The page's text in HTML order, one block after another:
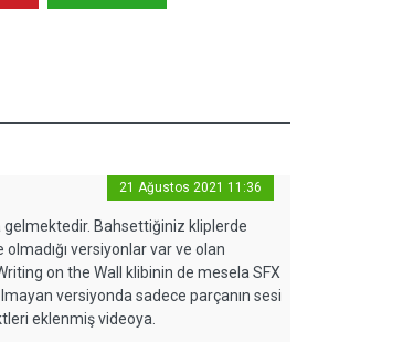
21 Ağustos 2021 11:36
gelmektedir. Bahsettiğiniz kliplerde
versiyonlar var ve olan
on the Wall klibinin de mesela SFX
versiyonda sadece parçanın sesi
eklenmiş videoya.